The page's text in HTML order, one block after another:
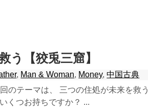
う【狡兎三窟】
, Man & Woman, Money,中国古典
のテーマは、 三つの住処が未来を救う
くつお持ちですか？ ...